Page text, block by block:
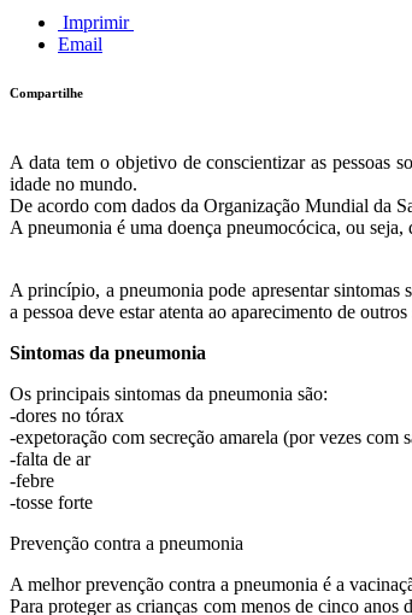
Imprimir
Email
Compartilhe
A data tem o objetivo de conscientizar as pessoas
idade no mundo.
De acordo com dados da Organização Mundial da
A pneumonia é uma doença pneumocócica, ou
A princípio, a pneumonia pode apresentar sintomas
a pessoa deve estar atenta ao aparecimento de
Sintomas da pneumonia
Os principais sintomas da pneumonia são:
-dores no tórax
-expetoração com secreção amarela (por vezes com
-falta de ar
-febre
-tosse forte
Prevenção contra a pneumonia
A melhor prevenção contra a pneumonia é a
Para proteger as crianças com menos de cinco